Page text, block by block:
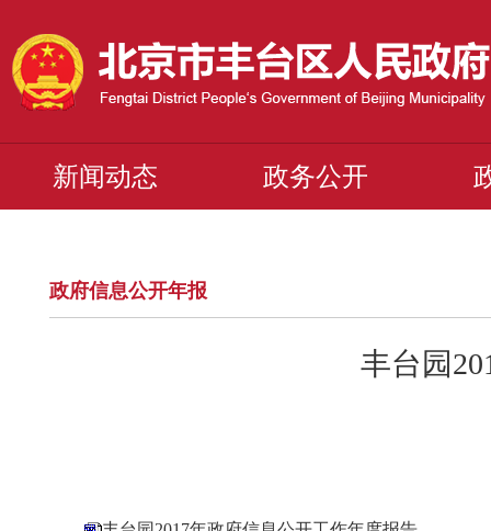
新闻动态 政务公开
政府信息公开年报
丰台园